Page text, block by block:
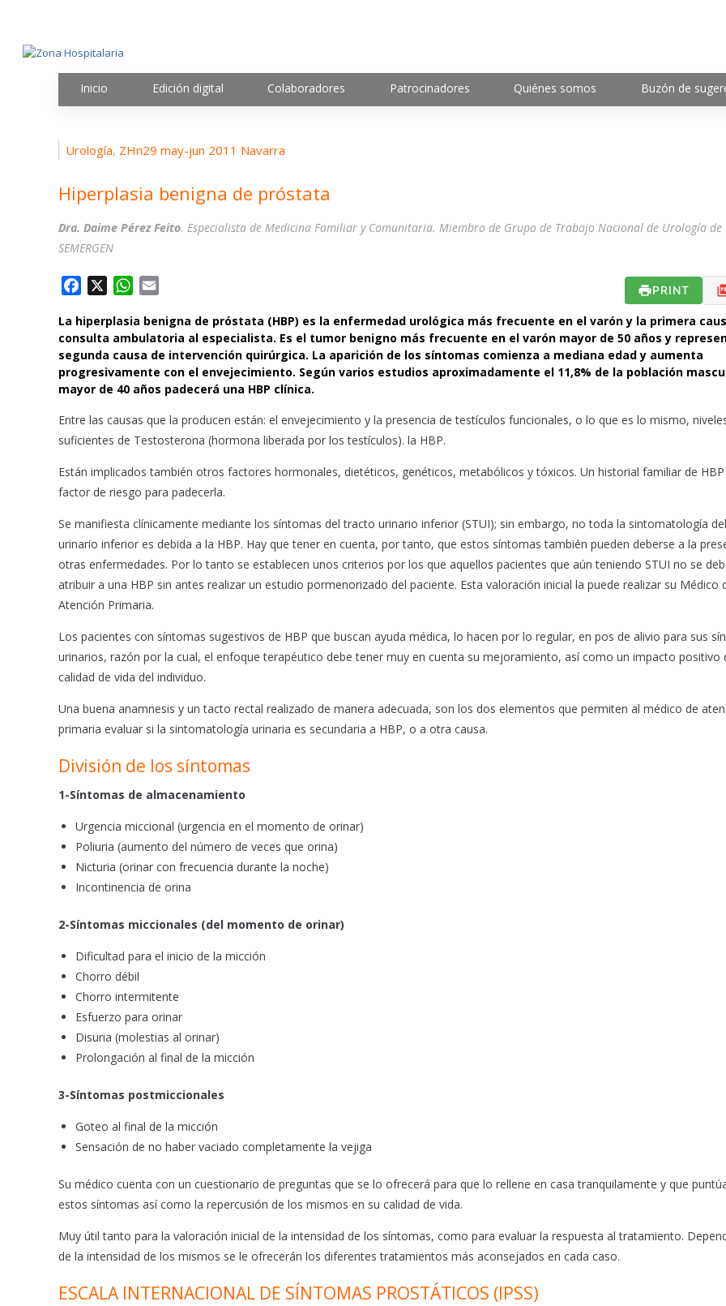
Inicio Edición digital Colaboradores Patrocinadores Quiénes somos Buzón de
Urología, ZHn29 may-jun 2011 Navarra
Hiperplasia benigna de próstata
Dra. Daime Pérez Feito. Especialista de Medicina Familiar y Comunitaria. Miembro de Grupo de Trabajo Nacional de Urología de
SEMERGEN
c
e
b
o
k
W
a
t
s
A
p
a
i
l
PRINT
La hiperplasia benigna de próstata (HBP) es la enfermedad urológica más frecuente en el varón y la primera
consulta ambulatoria al especialista. Es el tumor benigno más frecuente en el varón mayor de 50 años y
segunda causa de intervención quirúrgica. La aparición de los síntomas comienza a mediana edad y aumenta
progresivamente con el envejecimiento. Según varios estudios aproximadamente el 11,8% de la población
mayor de 40 años padecerá una HBP clínica.
Entre las causas que la producen están: el envejecimiento y la presencia de testículos funcionales, o lo que es lo mismo,
suficientes de Testosterona (hormona liberada por los testículos). la HBP.
Están implicados también otros factores hormonales, dietéticos, genéticos, metabólicos y tóxicos. Un historial familiar de HBP
factor de riesgo para padecerla.
Se manifiesta clínicamente mediante los síntomas del tracto urinario inferior (STUI); sin embargo, no toda la sintomatología
urinario inferior es debida a la HBP. Hay que tener en cuenta, por tanto, que estos síntomas también pueden deberse a la
otras enfermedades. Por lo tanto se establecen unos criterios por los que aquellos pacientes que aún teniendo STUI no se
atribuir a una HBP sin antes realizar un estudio pormenorizado del paciente. Esta valoración inicial la puede realizar su Médico
Atención Primaria.
Los pacientes con síntomas sugestivos de HBP que buscan ayuda médica, lo hacen por lo regular, en pos de alivio para sus
urinarios, razón por la cual, el enfoque terapéutico debe tener muy en cuenta su mejoramiento, así como un impacto positivo
calidad de vida del individuo.
Una buena anamnesis y un tacto rectal realizado de manera adecuada, son los dos elementos que permiten al médico de
primaria evaluar si la sintomatología urinaria es secundaria a HBP, o a otra causa.
División de los síntomas
1-Síntomas de almacenamiento
Urgencia miccional (urgencia en el momento de orinar)
Poliuria (aumento del número de veces que orina)
Nicturia (orinar con frecuencia durante la noche)
Incontinencia de orina
2-Síntomas miccionales (del momento de orinar)
Dificultad para el inicio de la micción
Chorro débil
Chorro intermitente
Esfuerzo para orinar
Disuria (molestias al orinar)
Prolongación al final de la micción
3-Síntomas postmiccionales
Goteo al final de la micción
Sensación de no haber vaciado completamente la vejiga
Su médico cuenta con un cuestionario de preguntas que se lo ofrecerá para que lo rellene en casa tranquilamente y que
estos síntomas así como la repercusión de los mismos en su calidad de vida.
Muy útil tanto para la valoración inicial de la intensidad de los síntomas, como para evaluar la respuesta al tratamiento.
de la intensidad de los mismos se le ofrecerán los diferentes tratamientos más aconsejados en cada caso.
ESCALA INTERNACIONAL DE SÍNTOMAS PROSTÁTICOS (IPSS)